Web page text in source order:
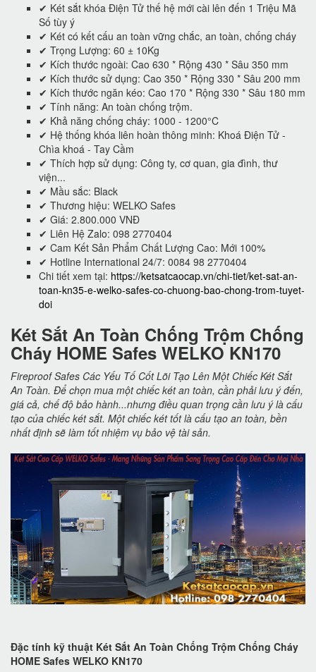
✔ Két sắt khóa Điện Tử thế hệ mới cài lên đến 1 Triệu Mã
Số tùy ý
✔ Két có kết cấu an toàn vững chắc, an toàn, chống cháy
✔ Trọng Lượng: 60 ± 10Kg
✔ Kích thước ngoài: Cao 630 * Rộng 430 * Sâu 350 mm
✔ Kích thước sử dụng: Cao 350 * Rộng 330 * Sâu 200 mm
✔ Kích thước ngăn kéo: Cao 170 * Rộng 330 * Sâu 180 mm
✔ Tính năng: An toàn chống trộm.
✔ Khả năng chống cháy: 1000 - 1200°C
✔ Hệ thống khóa liên hoàn thông minh: Khoá Điện Tử -
Chìa khoá - Tay Cầm
✔ Thích hợp sử dụng: Công ty, cơ quan, gia đình, thư
viện...
✔ Mầu sắc: Black
✔ Thương hiệu: WELKO Safes
✔ Giá: 2.800.000 VNĐ
✔ Liên Hệ Zalo: 098 2770404
✔ Cam Kết Sản Phẩm Chất Lượng Cao: Mới 100%
✔ Hotline International 24/7: 0084 98 2770404
Chi tiết xem tại: https://ketsatcaocap.vn/chi-tiet/ket-sat-an-
toan-kn35-e-welko-safes-co-chuong-bao-chong-trom-tuyet-
doi
Két Sắt An Toàn Chống Trộm Chống
Cháy HOME Safes WELKO KN170
Fireproof Safes Các Yếu Tố Cốt Lõi Tạo Lên Một Chiếc Két Sắt
An Toàn. Để chọn mua một chiếc két an toàn, cần phải lưu ý đến,
giá cả, chế độ bảo hành...nhưng điều quan trọng cần lưu ý là cấu
tạo của chiếc két sắt. Một chiếc két tốt là cấu tạo an toàn, bền
nhất định sẽ làm tốt nhiệm vụ bảo vệ tài sản.
Đặc tính kỹ thuật Két Sắt An Toàn Chống Trộm Chống Cháy
HOME Safes WELKO KN170